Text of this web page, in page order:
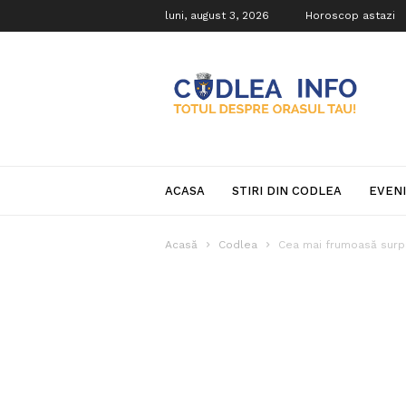
luni, august 3, 2026 Horoscop astazi
Info
ACASA STIRI DIN CODLEA
Acasă Codlea Cea mai frumoasă